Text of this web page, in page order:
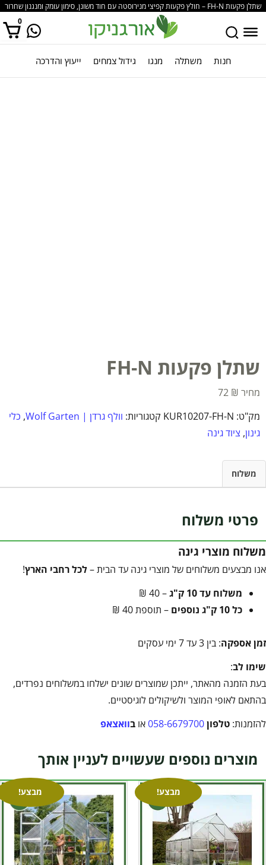
שתלן פקעות FH-N – חולץ פקעות קפיצי מנירוסטה עם חוד משונן, סימון עומק ומנגנון שחרור
אדמה ביד אחת, משמש להטמעת פקעות צבעוני, בצל שום וראשי אירוס במצע קל וכבד, חופר
גומה מושלמת ומפזר את האדמה בחזרה בלחיצה.
0
אין מוצרים בסל הקניות. חנות משתלה מנגו גידול צמחים ייעוץ והדרכה
שתלן פקעות FH-N
72 ₪
מק"ט: KUR10207-FH-N קטגוריות: וולף גרדן | Wolf Garten , כלי
גינון, ציוד גינה
משלוח
פרטי משלוח
משלוח מוצרי גינה
אנו מבצעים משלוחים של מוצרי גינה עד הבית –לכל רחבי הארץ!
משלוח עד 10 ק"ג
– 40 ₪
כל 10 ק"ג נוספים
– תוספת 40 ₪
זמן אספקה: בין 3 עד 7 ימי עסקים
שימו לב:
בעת הזמנה מהאתר, ייתכן שמוצרים שונים ישלחו במשלוחים נפרדים,
בהתאם לאופי המוצר ולשיקולים לוגיסטיים.
להזמנות: טלפון058-6679700או בוואצאפ
מוצרים נוספים שעשויים לעניין אותך
מבצע! מבצע!